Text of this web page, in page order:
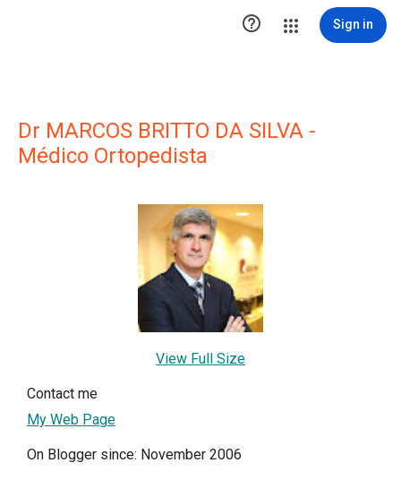
 Sign in
Dr MARCOS BRITTO DA SILVA -
Médico Ortopedista
View Full Size
Contact me
My Web Page
On Blogger since: November 2006